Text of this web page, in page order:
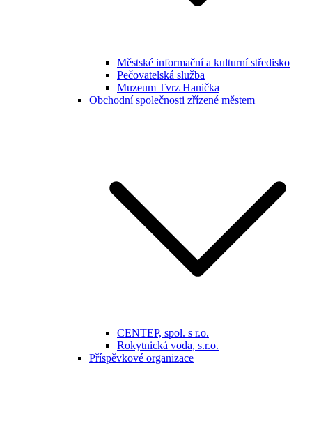
Městské informační a kulturní středisko
Pečovatelská služba
Muzeum Tvrz Hanička
Obchodní společnosti zřízené městem
CENTEP, spol. s r.o.
Rokytnická voda, s.r.o.
Příspěvkové organizace